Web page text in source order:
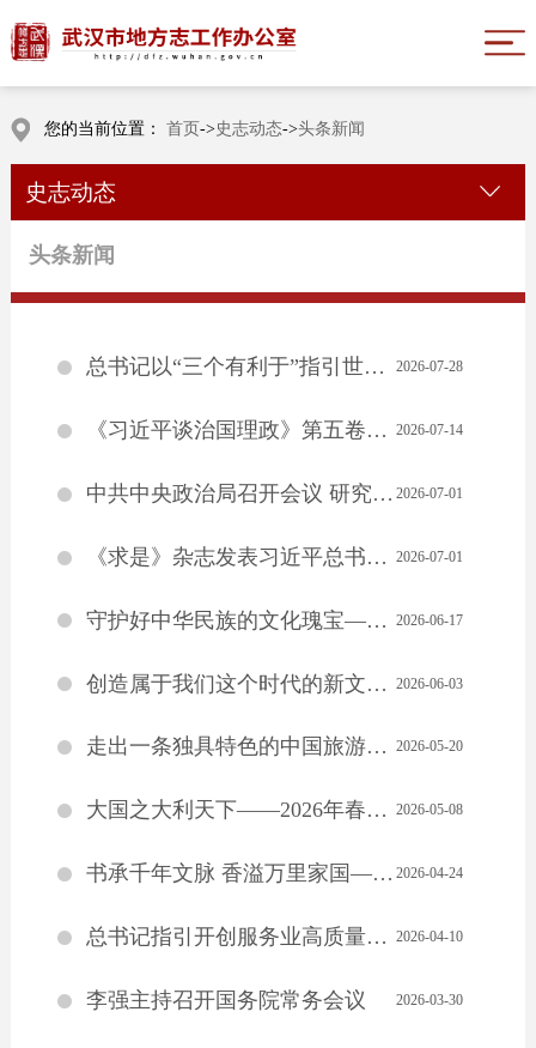
您的当前位置： 首页->史志动态->头条新闻
史志动态
头条新闻
总书记以“三个有利于”指引世界遗产申报保护 2026-07-28
《习近平谈治国理政》第五卷吉尔吉斯斯坦推介会在比什凯克举行 2026-07-14
中共中央政治局召开会议 研究部署防汛抗旱工作 中共中央总书记习近平主持会议 2026-07-01
《求是》杂志发表习近平总书记重要文章《做焦裕禄式的县委书记》 2026-07-01
守护好中华民族的文化瑰宝——习近平文化思想指引我国文化遗产保护传承工作高质量发展 2026-06-17
创造属于我们这个时代的新文化——习近平文化思想引领文化传承发展开创新局面 2026-06-03
走出一条独具特色的中国旅游发展之路——习近平文化思想引领旅游强国建设 2026-05-20
大国之大利天下——2026年春季中国元首外交纪事 2026-05-08
书承千年文脉 香溢万里家国——习近平文化思想引领书香社会建设 2026-04-24
总书记指引开创服务业高质量发展新局面 2026-04-10
李强主持召开国务院常务会议 2026-03-30